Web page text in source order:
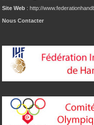
Site Web : http://
Nous Contacter